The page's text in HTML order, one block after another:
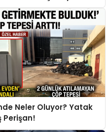
Neler Oluyor? Yatak
Perişan!